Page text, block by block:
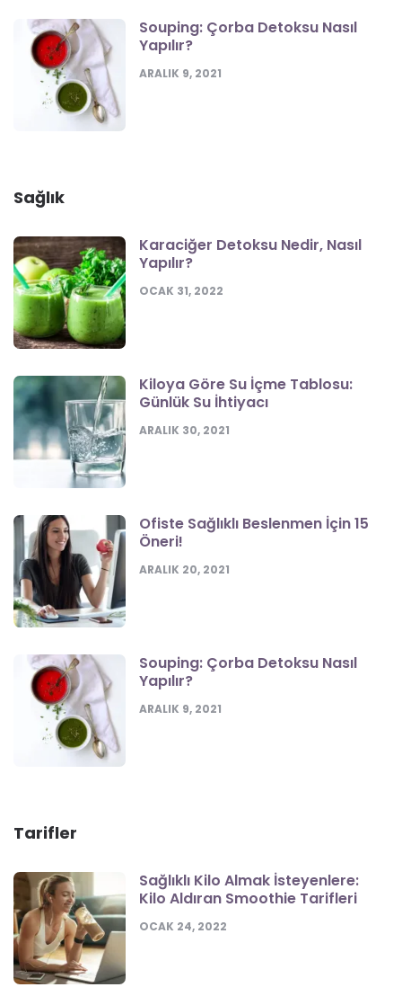
Souping: Çorba Detoksu Nasıl
Yapılır?
ARALIK 9, 2021
Sağlık
Karaciğer Detoksu Nedir, Nasıl
Yapılır?
OCAK 31, 2022
Kiloya Göre Su İçme Tablosu:
Günlük Su İhtiyacı
ARALIK 30, 2021
Ofiste Sağlıklı Beslenmen İçin 15
Öneri!
ARALIK 20, 2021
Souping: Çorba Detoksu Nasıl
Yapılır?
ARALIK 9, 2021
Tarifler
Sağlıklı Kilo Almak İsteyenlere:
Kilo Aldıran Smoothie Tarifleri
OCAK 24, 2022